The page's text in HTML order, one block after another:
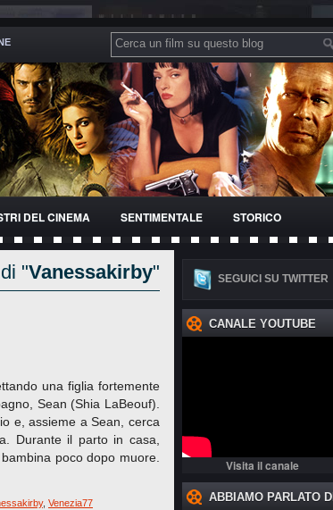
DEL CINEMA SENTIMENTALE STORICO
"Vanessakirby"
una figlia fortemente
Sean (Shia LaBeouf).
e, assieme a Sean, cerca
Durante il parto in casa,
poco dopo muore.
, Venezia77
SEGUICI SU TWITTER
CANALE YOUTUBE
Visita il canale
ABBIAMO PARLATO DI